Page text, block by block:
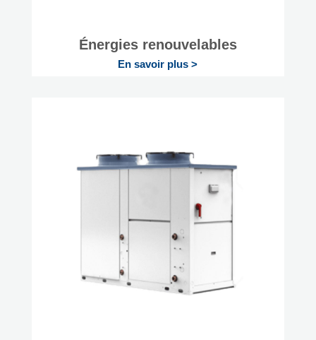
Énergies renouvelables
En savoir plus >